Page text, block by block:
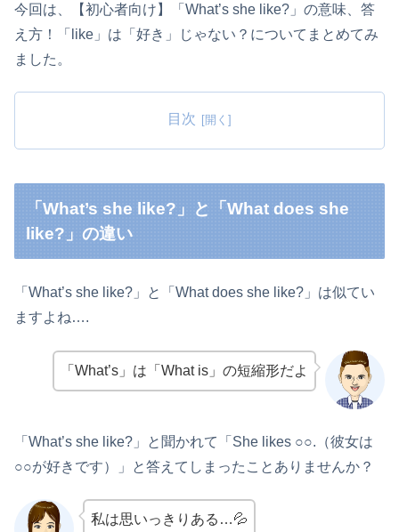
今回は、【初心者向け】「What’s she like?」の意味、答
え方！「like」は「好き」じゃない？についてまとめてみ
ました。
目次
「What’s she like?」と「What does she
like?」の違い
「What’s she like?」と「What does she like?」は似てい
ますよね….
「What’s」は「What is」の短縮形だよ
「What’s she like?」と聞かれて「She likes ○○.（彼女は
○○が好きです）」と答えてしまったことありませんか？
私は思いっきりある…💦